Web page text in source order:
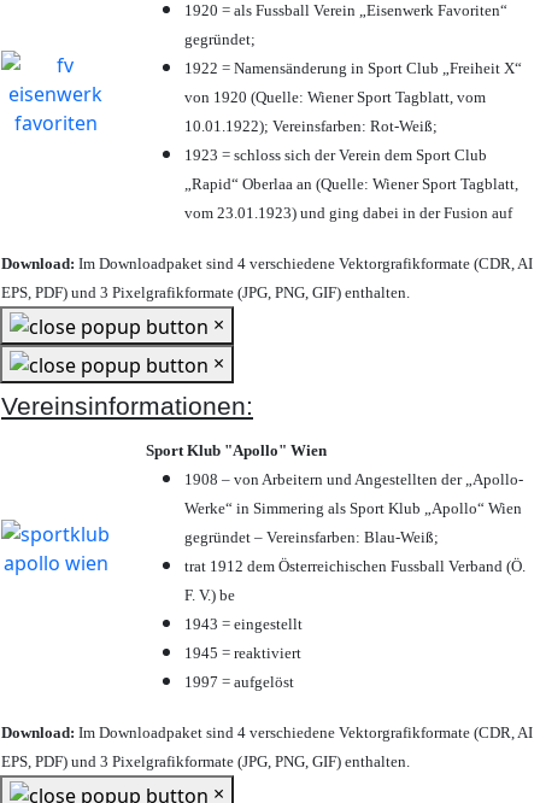
1920 = als Fussball Verein „Eisenwerk Favoriten“
gegründet;
1922 = Namensänderung in Sport Club „Freiheit X“
von 1920 (Quelle: Wiener Sport Tagblatt, vom
10.01.1922); Vereinsfarben: Rot-Weiß;
1923 = schloss sich der Verein dem Sport Club
„Rapid“ Oberlaa an (Quelle: Wiener Sport Tagblatt,
vom 23.01.1923) und ging dabei in der Fusion auf
Download: Im Downloadpaket sind 4 verschiedene Vektorgrafikformate (CDR, AI
EPS, PDF) und 3 Pixelgrafikformate (JPG, PNG, GIF) enthalten.
×
×
Vereinsinformationen:
Sport Klub "Apollo" Wien
1908 – von Arbeitern und Angestellten der „Apollo-
Werke“ in Simmering als Sport Klub „Apollo“ Wien
gegründet – Vereinsfarben: Blau-Weiß;
trat 1912 dem Österreichischen Fussball Verband (Ö.
F. V.) be
1943 = eingestellt
1945 = reaktiviert
1997 = aufgelöst
Download: Im Downloadpaket sind 4 verschiedene Vektorgrafikformate (CDR, AI
EPS, PDF) und 3 Pixelgrafikformate (JPG, PNG, GIF) enthalten.
×